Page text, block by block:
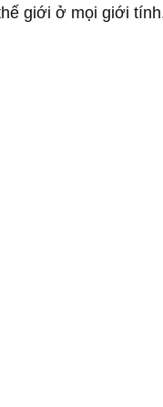
giới ở mọi giới